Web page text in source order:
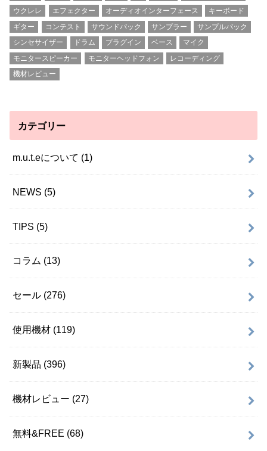
ウクレレ
エフェクター オーディオインターフェース
キーボード
ギター
コンテスト サウンドパック サンプラー
サンプルパック
シンセサイザー
ドラム プラグイン ベース
マイク
モニタースピーカー
モニターヘッドフォン
レコーディング
機材レビュー
カテゴリー
m.u.t.eについて (1)
NEWS (5)
TIPS (5)
コラム (13)
セール (276)
使用機材 (119)
新製品 (396)
機材レビュー (27)
無料&FREE (68)